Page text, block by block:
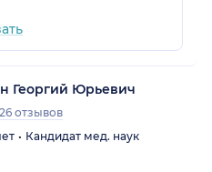
Георгий Юрьевич
26 отзывов
Кандидат мед. наук